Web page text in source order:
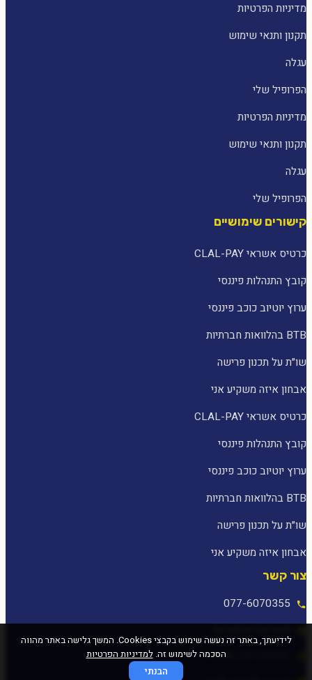
מדיניות הפרטיות
תקנון ותנאי שימוש
עגלה
הפרופיל שלי
מדיניות הפרטיות
תקנון ותנאי שימוש
עגלה
הפרופיל שלי
קישורים שימושיים
כרטיס אשראי CLAL-PAY
קובץ התנהלות פיננסי
ערוץ יוטיוב כוכב פיננסי
BTB בהלוואות חברתיות
שו״ת על תכנון פרישה
אבחון איזה משקיע אני
כרטיס אשראי CLAL-PAY
קובץ התנהלות פיננסי
ערוץ יוטיוב כוכב פיננסי
BTB בהלוואות חברתיות
שו״ת על תכנון פרישה
אבחון איזה משקיע אני
צור קשר
077-6070355
לידיעתך, באתר זה נעשה שימוש בקבצי Cookies. המשך גלישה באתר מהווה
הסכמה לשימוש זה.למדיניות הפרטיות
הבנתי